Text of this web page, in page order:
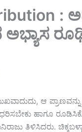
:
ಆ ಪ್ರಾಣವನ್ನು
ಹಾಗೂ
ತಿಳಿಸಿದರು.